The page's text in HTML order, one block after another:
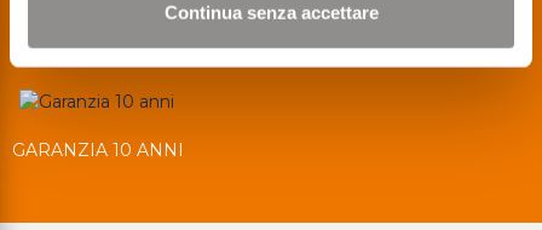
Continua senza accettare
POSA CERTIFICATA QUALITÀ 100%
GARANZIA 10 ANNI